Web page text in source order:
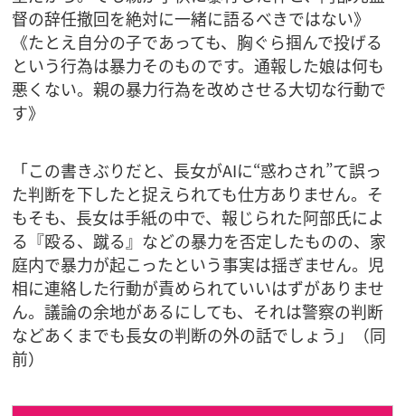
督の辞任撤回を絶対に一緒に語るべきではない》
《たとえ自分の子であっても、胸ぐら掴んで投げる
という行為は暴力そのものです。通報した娘は何も
悪くない。親の暴力行為を改めさせる大切な行動で
す》
「この書きぶりだと、長女がAIに“惑わされ”て誤っ
た判断を下したと捉えられても仕方ありません。そ
もそも、長女は手紙の中で、報じられた阿部氏によ
る『殴る、蹴る』などの暴力を否定したものの、家
庭内で暴力が起こったという事実は揺ぎません。児
相に連絡した行動が責められていいはずがありませ
ん。議論の余地があるにしても、それは警察の判断
などあくまでも長女の判断の外の話でしょう」（同
前）